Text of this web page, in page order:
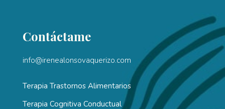
Contáctame
info@irenealonsovaquerizo.com
Terapia Trastornos Alimentarios
Terapia Cognitiva Conductual